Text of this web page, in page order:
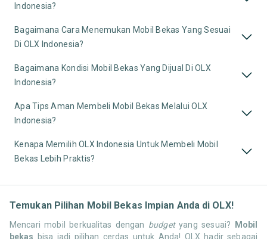
Indonesia?
Bagaimana Cara Menemukan Mobil Bekas Yang Sesuai
Di OLX Indonesia?
Bagaimana Kondisi Mobil Bekas Yang Dijual Di OLX
Indonesia?
Apa Tips Aman Membeli Mobil Bekas Melalui OLX
Indonesia?
Kenapa Memilih OLX Indonesia Untuk Membeli Mobil
Bekas Lebih Praktis?
Temukan Pilihan Mobil Bekas Impian Anda di OLX!
Mencari mobil berkualitas dengan budgetyang sesuai? Mobil
bekas bisa jadi pilihan cerdas untuk Anda! OLX hadir sebagai